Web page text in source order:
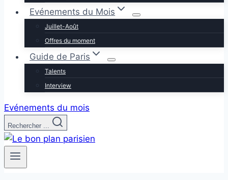
Evénements du Mois
Juillet-Août
Offres du moment
Guide de Paris
Talents
Interview
Evénements du mois
Rechercher ...